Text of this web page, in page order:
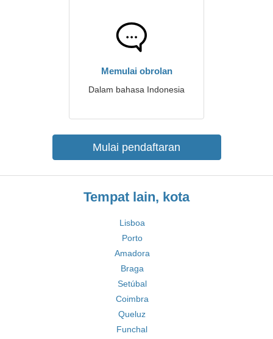
Memulai obrolan
Dalam bahasa Indonesia
Mulai pendaftaran
Tempat lain, kota
Lisboa
Porto
Amadora
Braga
Setúbal
Coimbra
Queluz
Funchal